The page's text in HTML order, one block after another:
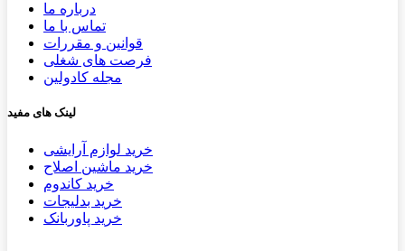
درباره ما
تماس با ما
قوانین و مقررات
فرصت های شغلی
مجله کادولین
لینک های مفید
خرید لوازم آرایشی
خرید ماشین اصلاح
خرید کاندوم
خرید بدلیجات
خرید پاوربانک